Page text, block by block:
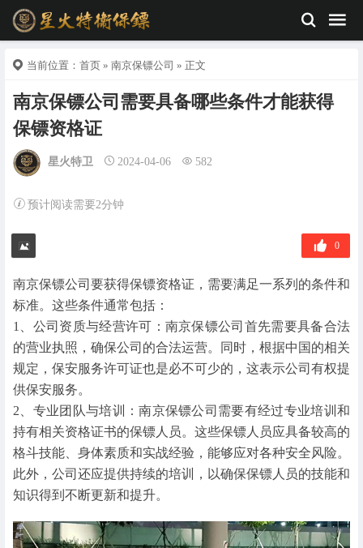
当前位置： 首页 » 南京保镖公司 » 正文
南京保镖公司需要具备哪些条件才能获得
保镖资格证
星火特卫 2024-04-06 582
预计阅读需要2分钟
0
南京保镖公司要获得保镖资格证，需要满足一系列的条件和
标准。这些条件通常包括：
1、公司资质与经营许可：南京保镖公司首先需要具备合法
的营业执照，确保公司的合法运营。同时，根据中国的相关
规定，保安服务许可证也是必不可少的，这表示公司有权提
供保安服务。
2、专业团队与培训：南京保镖公司需要有经过专业培训和
持有相关资格证书的保镖人员。这些保镖人员应具备较高的
格斗技能、身体素质和实战经验，能够应对各种安全风险。
此外，公司还应提供持续的培训，以确保保镖人员的技能和
知识得到不断更新和提升。